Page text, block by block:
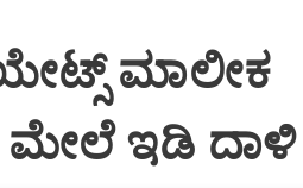
ಮಾಲೀಕ
ಮೇಲೆ ಇಡಿ‌ ದಾಳಿ